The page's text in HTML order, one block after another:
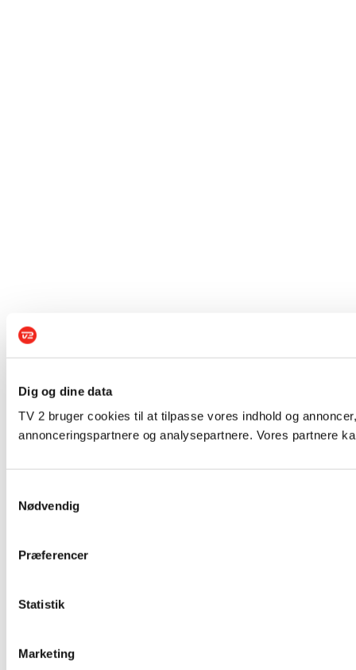
Dig og dine data
TV 2 bruger cookies til at tilpasse vores indhold og
annonceringspartnere og analysepartnere. Vores partnere
Nødvendig
Præferencer
Statistik
Marketing